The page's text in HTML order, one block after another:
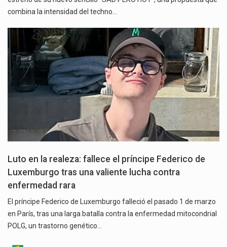
combina la intensidad del techno…
Luto en la realeza: fallece el príncipe Federico de
Luxemburgo tras una valiente lucha contra
enfermedad rara
El príncipe Federico de Luxemburgo falleció el pasado 1 de marzo
en París, tras una larga batalla contra la enfermedad mitocondrial
POLG, un trastorno genético…